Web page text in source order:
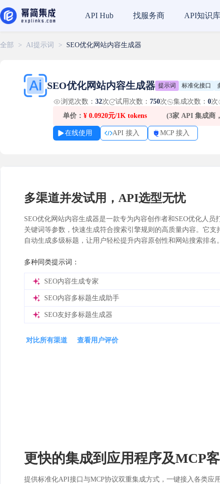
全部 > AI提示词 > SEO优化网站内容生成器
SEO优化网站内容生成器 提示词 标准化接口
浏览次数： 32次 试用次数： 750次 集成次数： 0次
单价： ¥ 0.0920元/1K tokens (3家 API 集成商
在线使用 API 接入 MCP 接入
多渠道并发试用，API选型无忧
SEO优化网站内容生成器是一款专为内容创作者和SEO优化人
关键词等参数，快速生成符合搜索引擎规则的高质量内容。它
自动生成多级标题，让用户轻松提升内容原创性和网站搜索排名
多种同类提示词：
SEO内容生成专家
SEO内容多标题生成助手
SEO友好多标题生成器
对比所有渠道 查看用户评价
更快的集成到应用程序及MCP
提供标准化API接口与MCP协议双重集成方式，一键接入各类
API Hub 找服务商 API知识库